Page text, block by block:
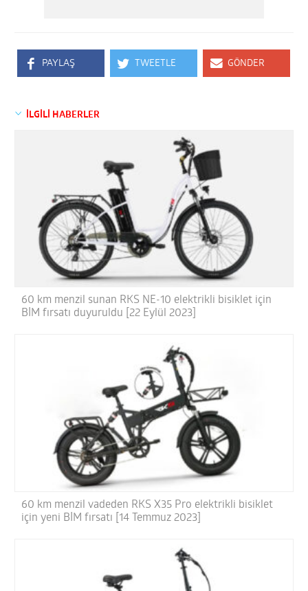
PAYLAŞ TWEETLE GÖNDER
İLGİLİ HABERLER
60 km menzil sunan RKS NE-10 elektrikli bisiklet için
BİM fırsatı duyuruldu [22 Eylül 2023]
60 km menzil vadeden RKS X35 Pro elektrikli bisiklet
için yeni BİM fırsatı [14 Temmuz 2023]